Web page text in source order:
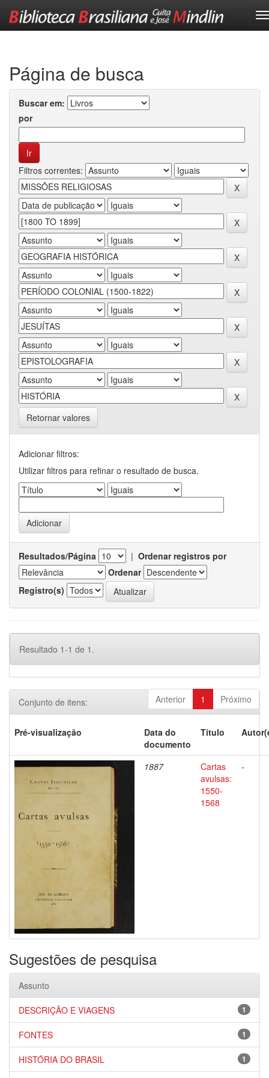
Página de busca
Buscar em:
por
Filtros correntes:
Retornar valores
Adicionar filtros:
Utilizar filtros para refinar o resultado de busca.
Resultados/Página | Ordenar registros por
Ordenar
Registro(s)
Resultado 1-1 de 1.
Anterior 1 Próximo
Conjunto de itens:
Pré-visualização
Data do
documento
Título
1887
Cartas
avulsas:
1550-
1568
-
Sugestões de pesquisa
Assunto
1
DESCRIÇÃO E VIAGENS
1
FONTES
1
HISTÓRIA DO BRASIL